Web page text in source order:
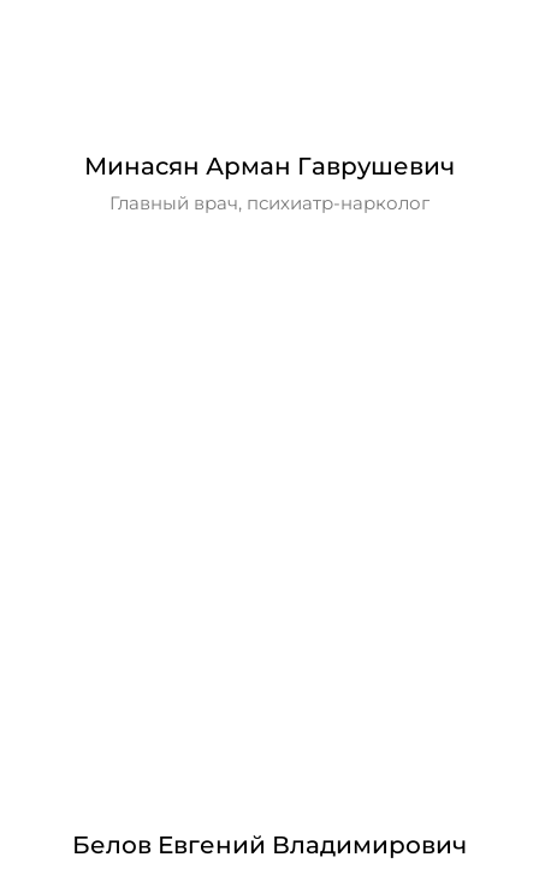
Минасян Арман Гаврушевич
Главный врач, психиатр-нарколог
Белов Евгений Владимирович